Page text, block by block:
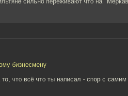
бизнесмену
что всё что ты написал - спор с